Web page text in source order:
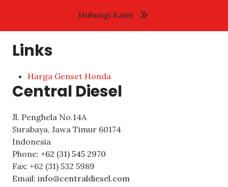
Hubungi Kami
Links
Harga Genset Honda
Central Diesel
Jl. Penghela No.14A
Surabaya, Jawa Timur 60174
Indonesia
Phone: +62 (31) 545 2970
Fax: +62 (31) 532 5989
Email: info@centraldiesel.com